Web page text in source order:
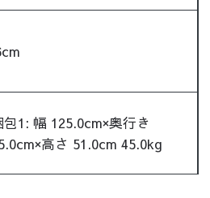
包1: 幅 125.0cm×奥行き
高さ 51.0cm 45.0kg